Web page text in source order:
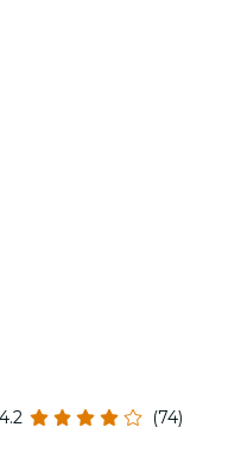
4.2 (74)